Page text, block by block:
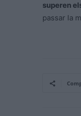
superen
passar la